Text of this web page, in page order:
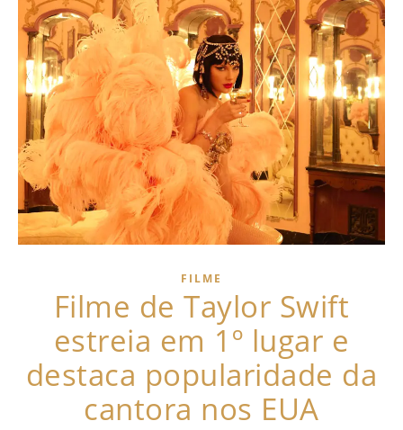
FILME
Filme de Taylor Swift
estreia em 1º lugar e
destaca popularidade da
cantora nos EUA